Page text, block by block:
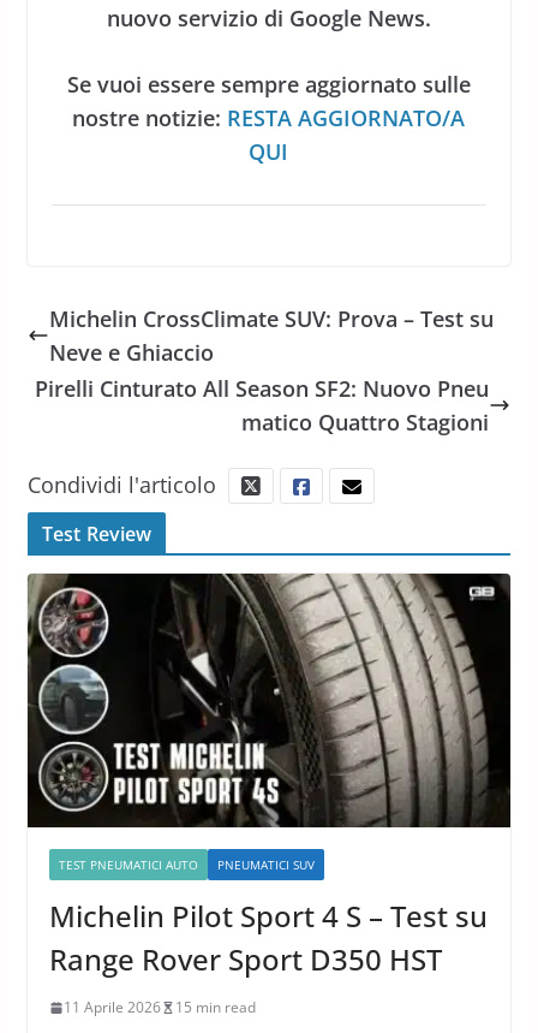
nuovo servizio di Google News.
Se vuoi essere sempre aggiornato sulle
nostre notizie: RESTA AGGIORNATO/A
QUI
Michelin CrossClimate SUV: Prova – Test su
Neve e Ghiaccio
Pirelli Cinturato All Season SF2: Nuovo Pneu
matico Quattro Stagioni
Condividi l'articolo
Test Review
TEST PNEUMATICI AUTO PNEUMATICI SUV
Michelin Pilot Sport 4 S – Test su
Range Rover Sport D350 HST
11 Aprile 2026 15 min read